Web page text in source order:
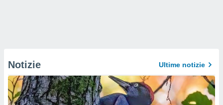
Notizie Ultime notizie